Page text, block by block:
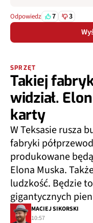
Odpowiedz 7 3
SPRZĘT
Takiej
widział.
karty
W Teksasie rusza
fabryki
produkowane
Elona Muska.
ludzkość. Będzie
gigantycznych
MACIEJ SIKORSKI
10:57